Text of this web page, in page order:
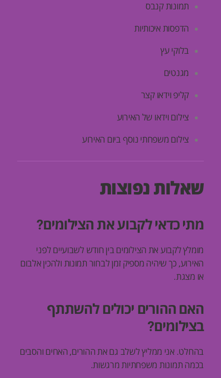
תמונות קנבס
הדפסות איכותיות
בלוקי עץ
מגנטים
קליפ וידאו קצר
צילום וידאו של האירוע
צילום משפחתי נוסף ביום האירוע
שאלות נפוצות
מתי כדאי לקבוע את הצילומים?
מומלץ לקבוע את הצילומים בין חודש לשבועיים לפני
האירוע, כך שיהיה מספיק זמן לבחור תמונות ולהכין אלבום
או מצגת.
האם ההורים יכולים להשתתף
בצילומים?
בהחלט. אני ממליץ לשלב גם את ההורים, האחים והסבים
בכמה תמונות משפחתיות מרגשות.